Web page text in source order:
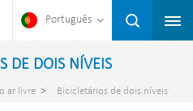
Português
DE DOIS NÍVEIS
ar livre > Bicicletários de dois níveis